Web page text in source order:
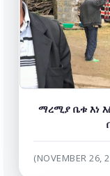
ማረሚያ ቤቱ እነ
(NOVEMBER 26,